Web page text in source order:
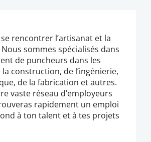
se rencontrer l’artisanat et la
sommes spécialisés dans
de puncheurs dans les
construction, de l’ingénierie,
de la fabrication et autres.
vaste réseau d’employeurs
rapidement un emploi
à ton talent et à tes projets